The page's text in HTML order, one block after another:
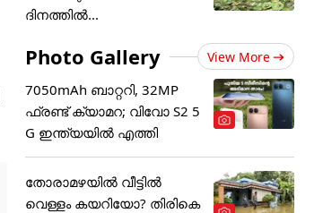
ദിനത്തിൽ...
Photo Gallery View More
7050mAh ബാറ്ററി, 32MP
ഫ്രണ്ട് ക്യാമറ; വിവോ S2 5
G ഇന്ത്യയിൽ എത്തി
തോരാമഴയിൽ വീട്ടിൽ
വെള്ളം കയറിയോ? തിരികെ